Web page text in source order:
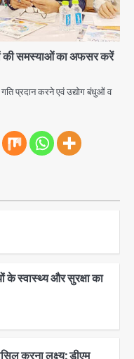
की समस्याओं का अफसर करें
प्रदान करने एवं उद्योग बंधुओं व
क्राइम ब्रांच
कुख्यात बदमाश राजस्थान
करना लक्ष्य: डीएम